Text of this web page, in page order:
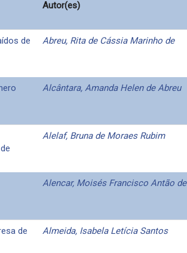
Autor(es)
de
Abreu, Rita de Cássia Marinho de
Alcântara, Amanda Helen de Abreu
Alelaf, Bruna de Moraes Rubim
Alencar, Moisés Francisco Antão de
de
Almeida, Isabela Letícia Santos